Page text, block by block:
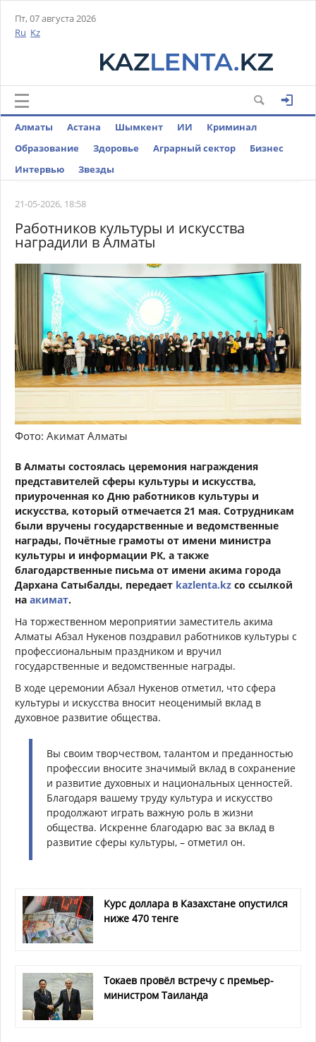
Пт, 07 августа 2026
Ru Kz
Алматы Астана Шымкент ИИ
Криминал
Образование
Здоровье Аграрный сектор
Бизнес
Интервью
Звезды
21-05-2026, 18:58
Работников культуры и искусства
наградили в Алматы
Фото: Акимат Алматы
В Алматы состоялась церемония награждения
представителей сферы культуры и искусства,
приуроченная ко Дню работников культуры и
искусства, который отмечается 21 мая. Сотрудникам
были вручены государственные и ведомственные
награды, Почётные грамоты от имени министра
культуры и информации РК, а также
благодарственные письма от имени акима города
Дархана Сатыбалды, передает kazlenta.kz со ссылкой
на акимат.
На торжественном мероприятии заместитель акима
Алматы Абзал Нукенов поздравил работников культуры с
профессиональным праздником и вручил
государственные и ведомственные награды.
В ходе церемонии Абзал Нукенов отметил, что сфера
культуры и искусства вносит неоценимый вклад в
духовное развитие общества.
Вы своим творчеством, талантом и преданностью
профессии вносите значимый вклад в сохранение
и развитие духовных и национальных ценностей.
Благодаря вашему труду культура и искусство
продолжают играть важную роль в жизни
общества. Искренне благодарю вас за вклад в
развитие сферы культуры, – отметил он.
Курс доллара в Казахстане опустился
ниже 470 тенге
Токаев провёл встречу с премьер-
министром Таиланда